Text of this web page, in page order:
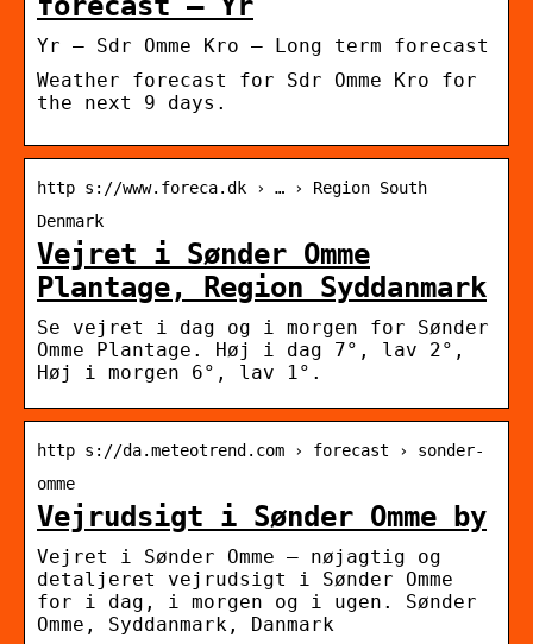
Yr – Sdr Omme Kro – Long term forecast
Weather forecast for Sdr Omme Kro for
the next 9 days.
http s://www.foreca.dk › … › Region South
Denmark
Vejret i Sønder Omme
Plantage, Region Syddanmark
Se vejret i dag og i morgen for Sønder
Omme Plantage. Høj i dag 7°, lav 2°,
Høj i morgen 6°, lav 1°.
http s://da.meteotrend.com › forecast › sonder-
omme
Vejrudsigt i Sønder Omme by
Vejret i Sønder Omme – nøjagtig og
detaljeret vejrudsigt i Sønder Omme
for i dag, i morgen og i ugen. Sønder
Omme, Syddanmark, Danmark